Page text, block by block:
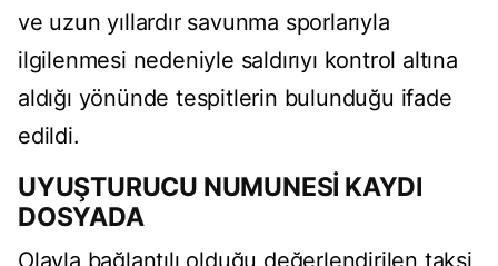
ve uzun yıllardır savunma sporlarıyla
ilgilenmesi nedeniyle saldırıyı kontrol altına
aldığı yönünde tespitlerin bulunduğu ifade
edildi.
UYUŞTURUCU NUMUNESİ KAYDI
DOSYADA